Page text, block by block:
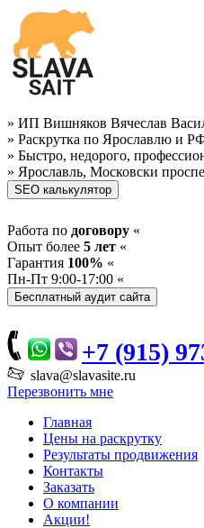
» ИП Вишняков Вячеслав
» Раскрутка по Ярославлю и
» Быстро, недорого,
» Ярославль, Московски
Работа по договору «
Опыт более 5 лет «
Гарантия 100% «
Пн-Пт 9:00-17:00 «
+7 (915)
slava@slavasite.ru
Перезвонить мне
Главная
Цены на раскрутку
Результаты продвижения
Контакты
Заказать
О компании
Акции!